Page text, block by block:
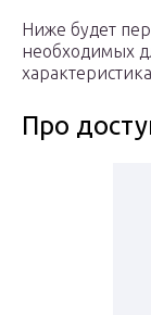
Ниже будет
необходимых
Про